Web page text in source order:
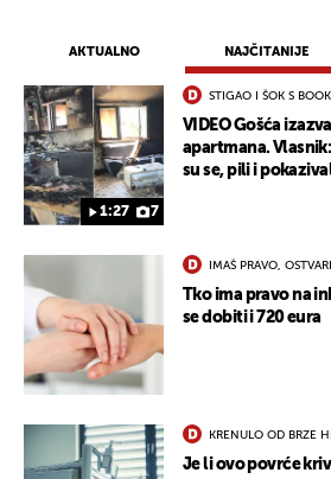
AKTUALNO NAJČITANIJE
1:27 7
STIGAO I ŠOK S
VIDEO Gošća
apartmana.
su se, pili i
IMAŠ PRAVO,
Tko ima pravo na
se dobiti i 720 eura
KRENULO OD BRZE
Je li ovo povrće